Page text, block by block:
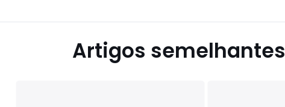
Artigos semelhantes